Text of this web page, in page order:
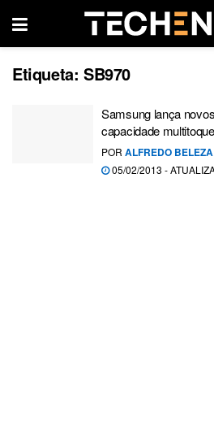
Etiqueta: SB970
Samsung lança
capacidade
POR ALFREDO BELEZA
05/02/2013 -